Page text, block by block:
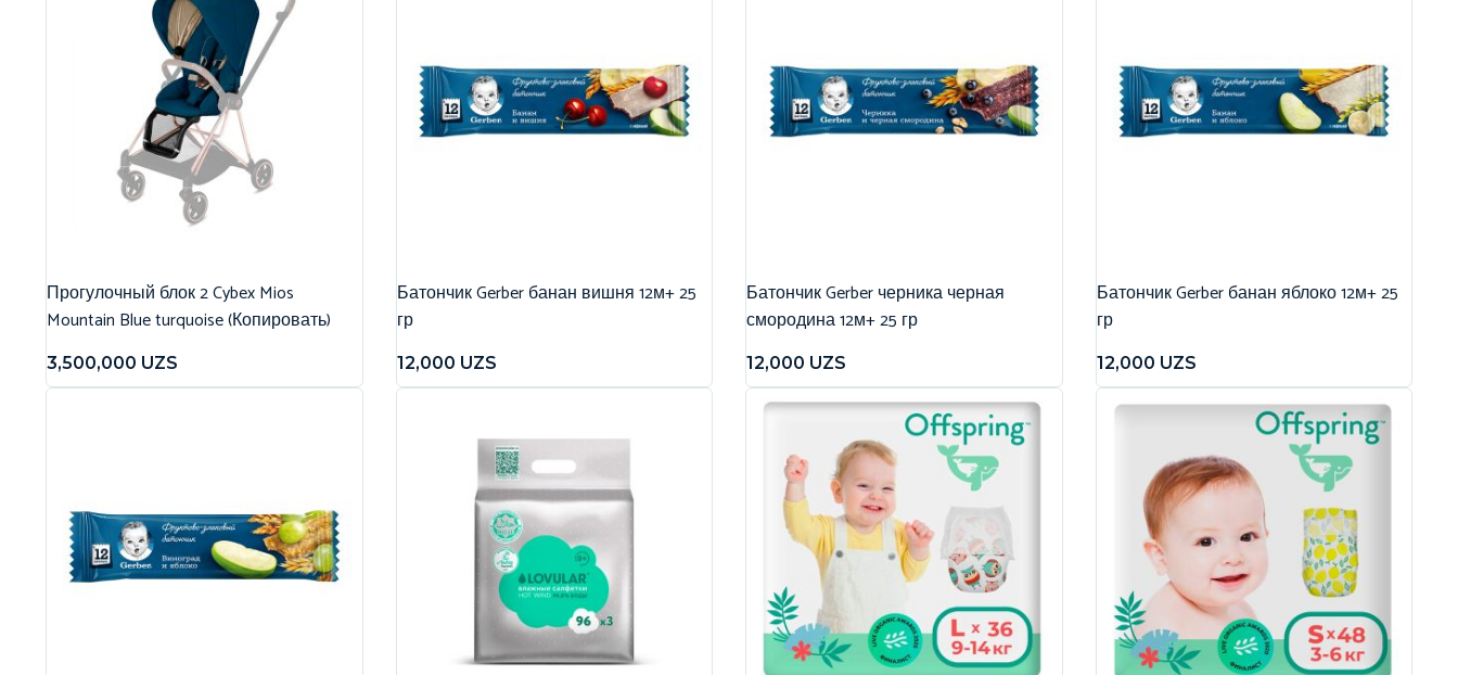
Прогулочный блок 2 Cybex Mios
Mountain Blue turquoise (Копировать)
3,500,000 UZS
Батончик Gerber банан вишня 12м+ 25
гр
12,000 UZS
Батончик Gerber черника черная
смородина 12м+ 25 гр
12,000 UZS
Батончик Gerber банан яблоко 12м+ 25
гр
12,000 UZS